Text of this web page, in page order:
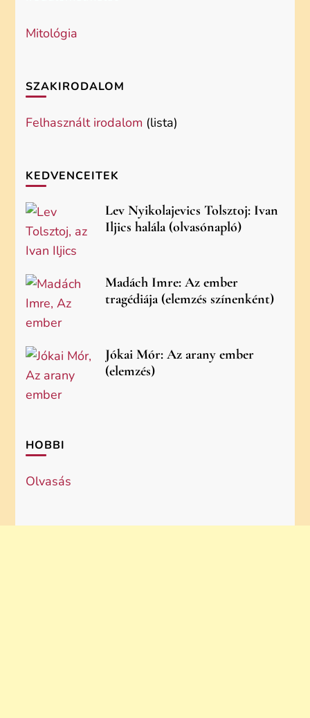
Mitológia
SZAKIRODALOM
Felhasznált irodalom (lista)
KEDVENCEITEK
Lev Nyikolajevics Tolsztoj: Ivan
Iljics halála (olvasónapló)
Madách Imre: Az ember
tragédiája (elemzés színenként)
Jókai Mór: Az arany ember
(elemzés)
HOBBI
Olvasás